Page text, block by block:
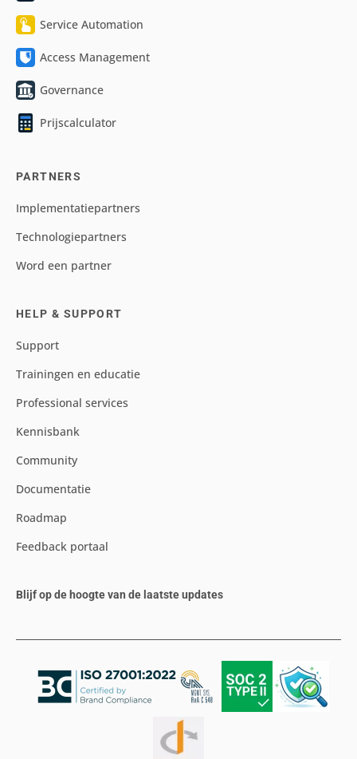
Service Automation
Access Management
Governance
Prijscalculator
PARTNERS
Implementatiepartners
Technologiepartners
Word een partner
HELP & SUPPORT
Support
Trainingen en educatie
Professional services
Kennisbank
Community
Documentatie
Roadmap
Feedback portaal
Blijf op de hoogte van de laatste updates